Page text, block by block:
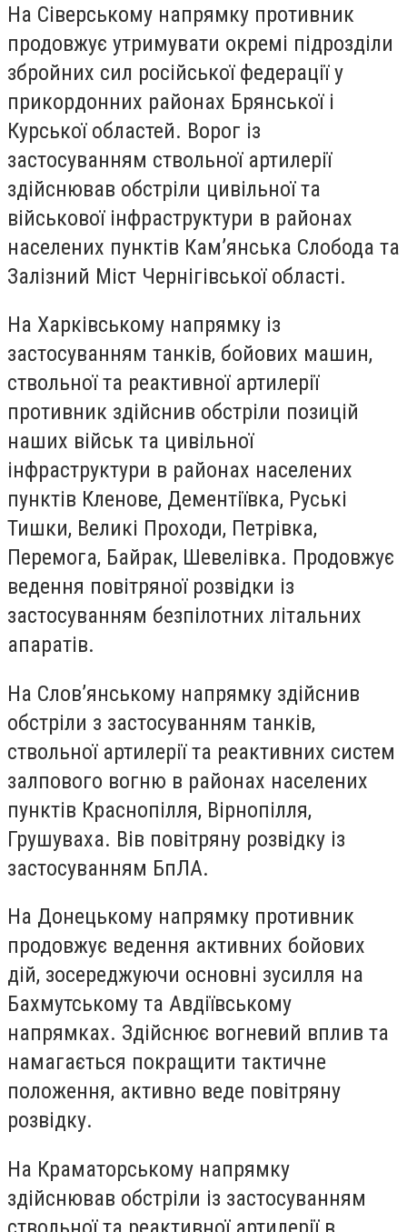
На Сіверському напрямку противник
продовжує утримувати окремі підрозділи
збройних сил російської федерації у
прикордонних районах Брянської і
Курської областей. Ворог із
застосуванням ствольної артилерії
здійснював обстріли цивільної та
військової інфраструктури в районах
населених пунктів Кам’янська Слобода та
Залізний Міст Чернігівської області.
На Харківському напрямку із
застосуванням танків, бойових машин,
ствольної та реактивної артилерії
противник здійснив обстріли позицій
наших військ та цивільної
інфраструктури в районах населених
пунктів Кленове, Дементіївка, Руські
Тишки, Великі Проходи, Петрівка,
Перемога, Байрак, Шевелівка. Продовжує
ведення повітряної розвідки із
застосуванням безпілотних літальних
апаратів.
На Слов’янському напрямку здійснив
обстріли з застосуванням танків,
ствольної артилерії та реактивних систем
залпового вогню в районах населених
пунктів Краснопілля, Вірнопілля,
Грушуваха. Вів повітряну розвідку із
застосуванням БпЛА.
На Донецькому напрямку противник
продовжує ведення активних бойових
дій, зосереджуючи основні зусилля на
Бахмутському та Авдіївському
напрямках. Здійснює вогневий вплив та
намагається покращити тактичне
положення, активно веде повітряну
розвідку.
На Краматорському напрямку
здійснював обстріли із застосуванням